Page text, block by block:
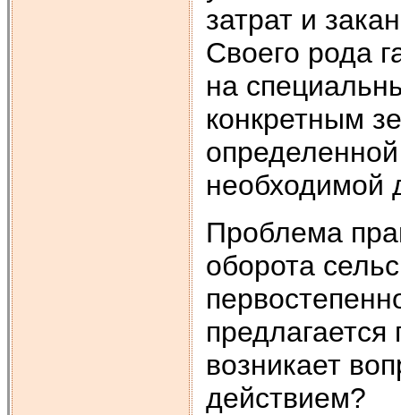
затрат и
Своего рода
на
конкретным
необходимой
Проблема
оборота
возникает
действием?